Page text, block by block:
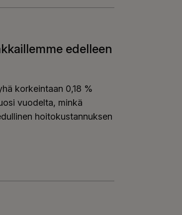
edelleen
korkeintaan 0,18 %
vuodelta, minkä
hoitokustannuksen
edelleen edullisia TyEL-maksuja